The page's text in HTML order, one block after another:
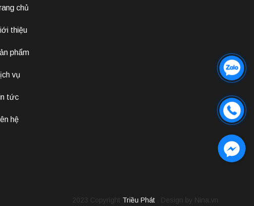
chủ
thiệu
phẩm
vụ
tức
hệ
2023 Copyright Triều Phát . Design by Nina.vn